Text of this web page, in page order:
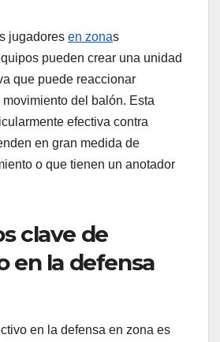
jugadores en zonas
pueden crear una unidad
que puede reaccionar
del balón. Esta
efectiva contra
en gran medida de
o que tienen un anotador
clave de
en la defensa
en la defensa en zona es